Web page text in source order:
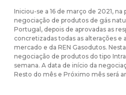
Iniciou-se a 16 de março de 2021, na
negociação de produtos de gás
Portugal, depois de aprovadas as
concretizadas todas as alterações e
mercado e da REN Gasodutos.
negociação de produtos do tipo
semana. A data de início da
Resto do mês e Próximo mês será